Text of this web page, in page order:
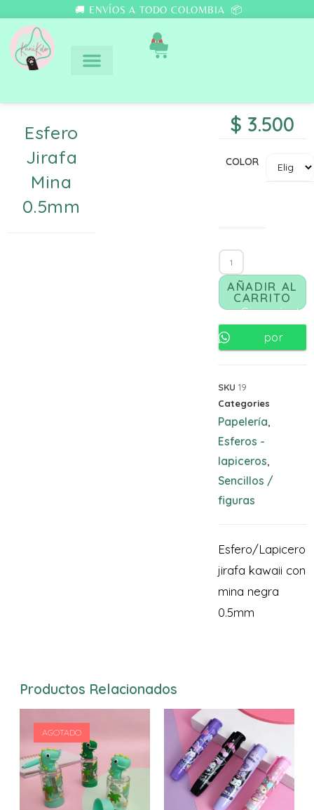
🚚 ENVÍOS A TODO COLOMBIA 📦
0
Esfero
Jirafa
Mina
0.5mm
$ 3.500
COLOR
AÑADIR AL
CARRITO
Comunicate
por
SKU 19
Categories
Papelería
Esferos -
lapiceros
Sencillos /
figuras
Esfero/Lapicero
jirafa kawaii con
mina negra
0.5mm
Productos Relacionados
AGOTADO